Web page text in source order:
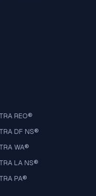
REO®
DF NS®
WA®
LA NS®
PA®